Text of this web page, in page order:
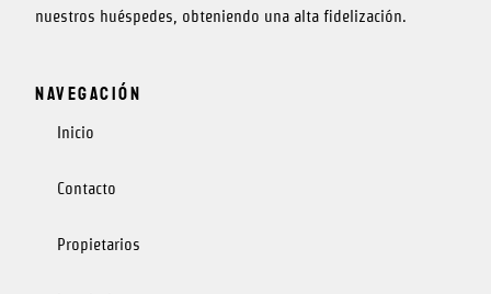
nuestros huéspedes, obteniendo una alta fidelización.
Navegación
Inicio
Contacto
Propietarios